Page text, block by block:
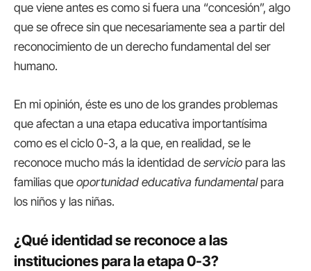
que viene antes es como si fuera una “concesión”, algo
que se ofrece sin que necesariamente sea a partir del
reconocimiento de un derecho fundamental del ser
humano.
En mi opinión, éste es uno de los grandes problemas
que afectan a una etapa educativa importantísima
como es el ciclo 0-3, a la que, en realidad, se le
reconoce mucho más la identidad de servicio para las
familias que oportunidad educativa fundamental para
los niños y las niñas.
¿Qué identidad se reconoce a las
instituciones para la etapa 0-3?